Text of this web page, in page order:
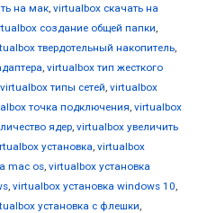
на мак, virtualbox скачать на
создание общей папки,
твердотельный накопитель,
, virtualbox тип жесткого
virtualbox типы сетей, virtualbox
точка подключения, virtualbox
ядер, virtualbox увеличить
установка, virtualbox
mac os, virtualbox установка
, virtualbox установка windows 10,
установка с флешки,